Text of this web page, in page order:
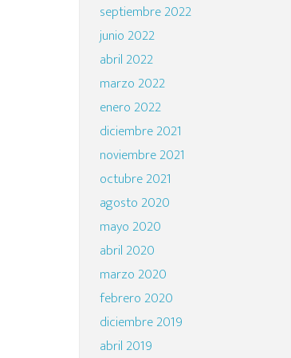
septiembre 2022
junio 2022
abril 2022
marzo 2022
enero 2022
diciembre 2021
noviembre 2021
octubre 2021
agosto 2020
mayo 2020
abril 2020
marzo 2020
febrero 2020
diciembre 2019
abril 2019